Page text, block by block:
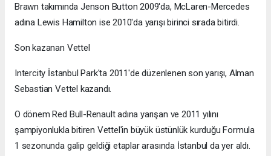
Brawn takımında Jenson Button 2009'da, McLaren-Mercedes
adına Lewis Hamilton ise 2010'da yarışı birinci sırada bitirdi.
Son kazanan Vettel
Intercity İstanbul Park'ta 2011'de düzenlenen son yarışı, Alman
Sebastian Vettel kazandı.
O dönem Red Bull-Renault adına yarışan ve 2011 yılını
şampiyonlukla bitiren Vettel'in büyük üstünlük kurduğu Formula
1 sezonunda galip geldiği etaplar arasında İstanbul da yer aldı.